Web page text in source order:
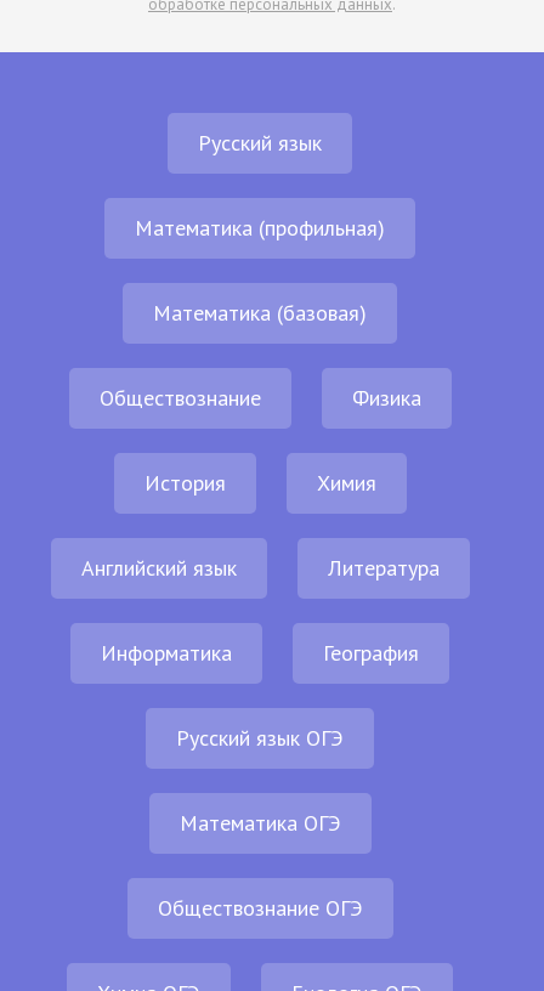
Русский язык
Математика (профильная)
Математика (базовая)
Обществознание Физика
История Химия
Английский язык Литература
Информатика География
Русский язык ОГЭ
Математика ОГЭ
Обществознание ОГЭ